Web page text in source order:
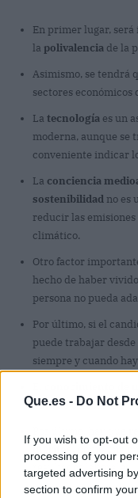
Que.es - Do Not
If you wish to opt-out
processing of your
targeted advertising
section to confirm
En primer lugar,
la polivalencia de la
Asimismo, se tendrá
sectores económicos
La tecnología es un
moderna, aunque se
conveniente indicar
La conciencia
sostenibilidad no es
reducir las
climático.
Otro factor
hecho de haber
persona no pueda
Por último, si el
puede trabajar
siempre y cuando
hora de colocarse y
méritos,
como una
resultados laborales.